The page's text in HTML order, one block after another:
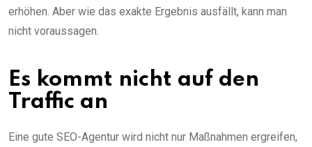
erhöhen. Aber wie das exakte Ergebnis ausfällt, kann man
nicht voraussagen.
Es kommt nicht auf den
Traffic an
Eine gute SEO-Agentur wird nicht nur Maßnahmen ergreifen,